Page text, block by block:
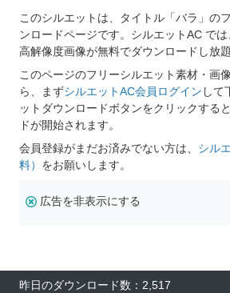
このシルエットは、タイトル「バラ」の
ンロードページです。シルエットAC で
高解像度画像が無料でダウンロードし放題
このページのフリーシルエット素材・画
ら、まずシルエットAC会員ログイン して
ットダウンロードボタンをクリックする
ドが開始されます。
会員登録がまだお済みでない方は、 シル
料） をお願いします。
広告を非表示にする
昨日のダウンロード数：2,517